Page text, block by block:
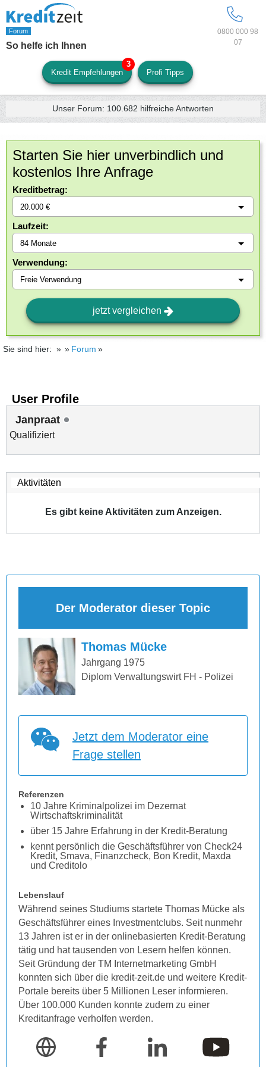
0800 000 98
07
So helfe ich Ihnen
Kredit Empfehlungen Profi Tipps
Unser Forum: 100.682 hilfreiche Antworten
Starten Sie hier unverbindlich und
kostenlos Ihre Anfrage
Kreditbetrag:
Laufzeit:
Verwendung:
jetzt vergleichen
Sie sind hier: Forum
User Profile
Janpraat
Qualifiziert
Es gibt keine Aktivitäten zum Anzeigen.
Der Moderator dieser Topic
Thomas Mücke
Jahrgang 1975
Diplom Verwaltungswirt FH - Polizei
Jetzt dem Moderator eine
Frage stellen
Referenzen
10 Jahre Kriminalpolizei im Dezernat
Wirtschaftskriminalität
über 15 Jahre Erfahrung in der Kredit-Beratung
kennt persönlich die Geschäftsführer von Check24
Kredit, Smava, Finanzcheck, Bon Kredit, Maxda
und Creditolo
Lebenslauf
Während seines Studiums startete Thomas Mücke als
Geschäftsführer eines Investmentclubs. Seit nunmehr
13 Jahren ist er in der onlinebasierten Kredit-Beratung
tätig und hat tausenden von Lesern helfen können.
Seit Gründung der TM Internetmarketing GmbH
konnten sich über die kredit-zeit.de und weitere Kredit-
Portale bereits über 5 Millionen Leser informieren.
Über 100.000 Kunden konnte zudem zu einer
Kreditanfrage verholfen werden.